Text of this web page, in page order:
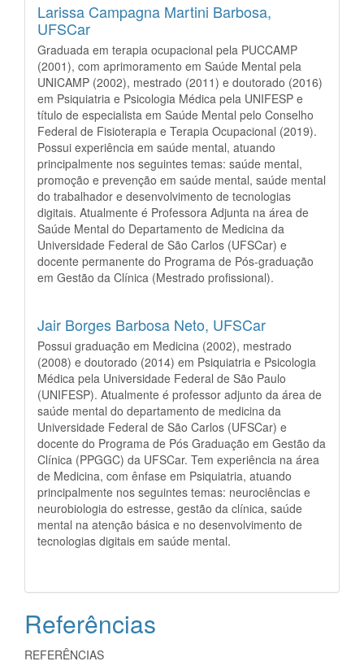
Larissa Campagna Martini Barbosa,
UFSCar
Graduada em terapia ocupacional pela PUCCAMP
(2001), com aprimoramento em Saúde Mental pela
UNICAMP (2002), mestrado (2011) e doutorado (2016)
em Psiquiatria e Psicologia Médica pela UNIFESP e
título de especialista em Saúde Mental pelo Conselho
Federal de Fisioterapia e Terapia Ocupacional (2019).
Possui experiência em saúde mental, atuando
principalmente nos seguintes temas: saúde mental,
promoção e prevenção em saúde mental, saúde mental
do trabalhador e desenvolvimento de tecnologias
digitais. Atualmente é Professora Adjunta na área de
Saúde Mental do Departamento de Medicina da
Universidade Federal de São Carlos (UFSCar) e
docente permanente do Programa de Pós-graduação
em Gestão da Clínica (Mestrado profissional).
Jair Borges Barbosa Neto, UFSCar
Possui graduação em Medicina (2002), mestrado
(2008) e doutorado (2014) em Psiquiatria e Psicologia
Médica pela Universidade Federal de São Paulo
(UNIFESP). Atualmente é professor adjunto da área de
saúde mental do departamento de medicina da
Universidade Federal de São Carlos (UFSCar) e
docente do Programa de Pós Graduação em Gestão da
Clínica (PPGGC) da UFSCar. Tem experiência na área
de Medicina, com ênfase em Psiquiatria, atuando
principalmente nos seguintes temas: neurociências e
neurobiologia do estresse, gestão da clínica, saúde
mental na atenção básica e no desenvolvimento de
tecnologias digitais em saúde mental.
Referências
REFERÊNCIAS